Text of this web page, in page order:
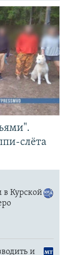
слёта